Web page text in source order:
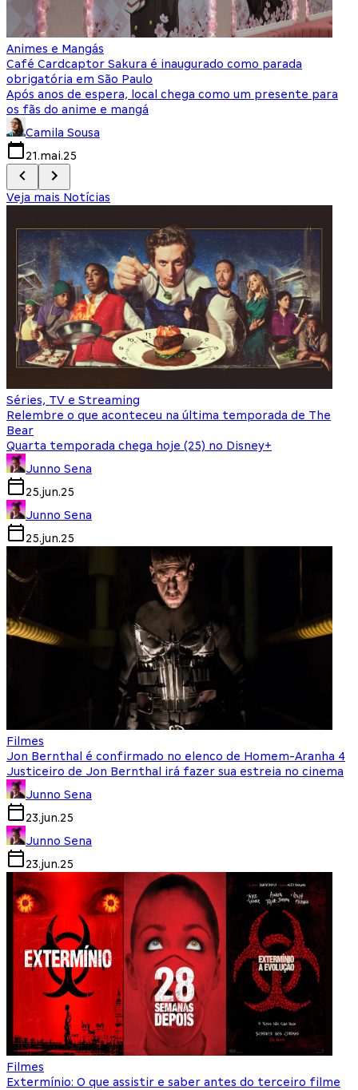
Animes e Mangás
Café Cardcaptor Sakura é inaugurado como parada
obrigatória em São Paulo
Após anos de espera, local chega como um presente para
os fãs do anime e mangá
Camila Sousa
21.mai.25
Veja mais Notícias
Séries, TV e Streaming
Relembre o que aconteceu na última temporada de The
Bear
Quarta temporada chega hoje (25) no Disney+
Junno Sena
25.jun.25
Junno Sena
25.jun.25
Filmes
Jon Bernthal é confirmado no elenco de Homem-Aranha 4
Justiceiro de Jon Bernthal irá fazer sua estreia no cinema
Junno Sena
23.jun.25
Junno Sena
23.jun.25
Filmes
Extermínio: O que assistir e saber antes do terceiro filme